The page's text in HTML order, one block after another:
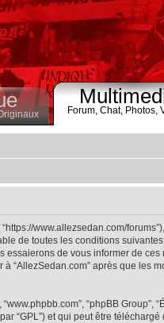
Forum, Chat, Photos,
www.allezsedan.com/
de toutes les conditions
essaierons de vous informer de
“AllezSedan.com” après que les
“phpBB Group”,
“GPL”) et qui peut être téléchargé